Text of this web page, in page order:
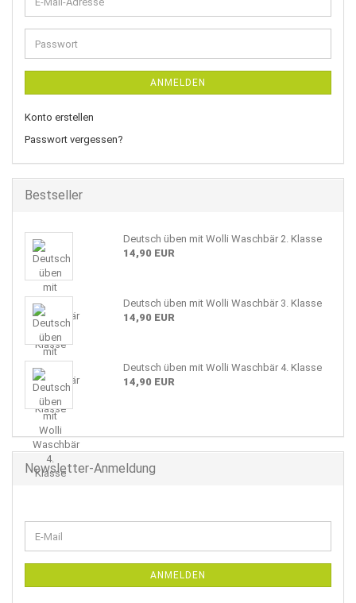
Mail-
Adresse
Passwort
ANMELDEN
Konto erstellen
Passwort vergessen?
Bestseller
Deutsch üben mit Wolli Waschbär 2. Klasse
14,90 EUR
Deutsch üben mit Wolli Waschbär 3. Klasse
14,90 EUR
Deutsch üben mit Wolli Waschbär 4. Klasse
14,90 EUR
Newsletter-Anmeldung
ZUR
E-
Mail
ANMELDEN